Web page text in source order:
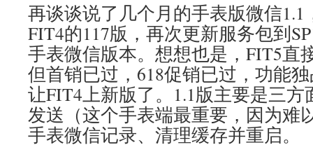
再谈谈说了几个月的手表版微信
FIT4的117版，再次更新服务包到
手表微信版本。想想也是，FIT5直
但首销已过，618促销已过，功能
让FIT4上新版了。1.1版主要是三
发送（这个手表端最重要，因为难
手表微信记录、清理缓存并重启。